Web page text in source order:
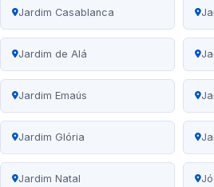
Jardim Casablanca
Jardim de Alá
Jardim Emaús
Jardim Glória
Jardim Natal